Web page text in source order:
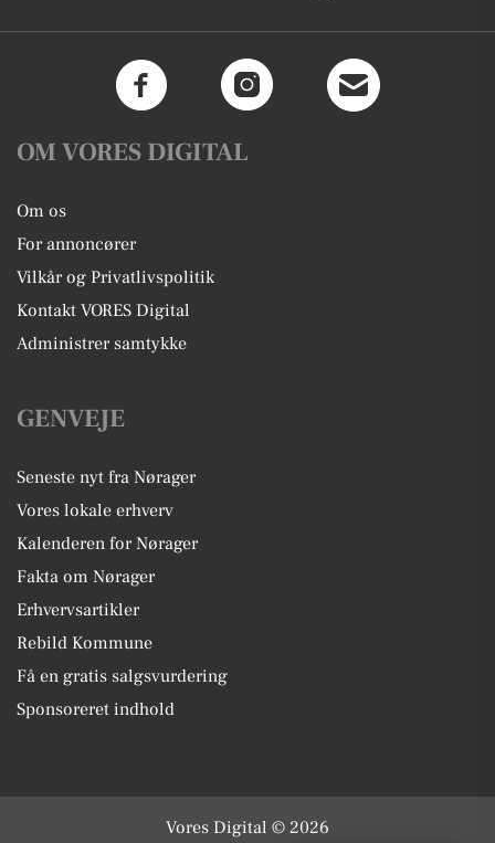
OM VORES DIGITAL
Om os
For annoncører
Vilkår og Privatlivspolitik
Kontakt VORES Digital
Administrer samtykke
GENVEJE
Seneste nyt fra Nørager
Vores lokale erhverv
Kalenderen for Nørager
Fakta om Nørager
Erhvervsartikler
Rebild Kommune
Få en gratis salgsvurdering
Sponsoreret indhold
Vores Digital © 2026